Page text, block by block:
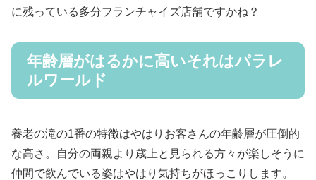
に残っている多分フランチャイズ店舗ですかね？
年齢層がはるかに高いそれはパラレ
ルワールド
養老の滝の1番の特徴はやはりお客さんの年齢層が圧倒的
な高さ。自分の両親より歳上と見られる方々が楽しそうに
仲間で飲んでいる姿はやはり気持ちがほっこりします。